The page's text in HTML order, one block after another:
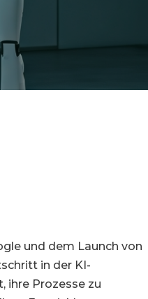
und dem Launch von
in der KI-
ihre Prozesse zu